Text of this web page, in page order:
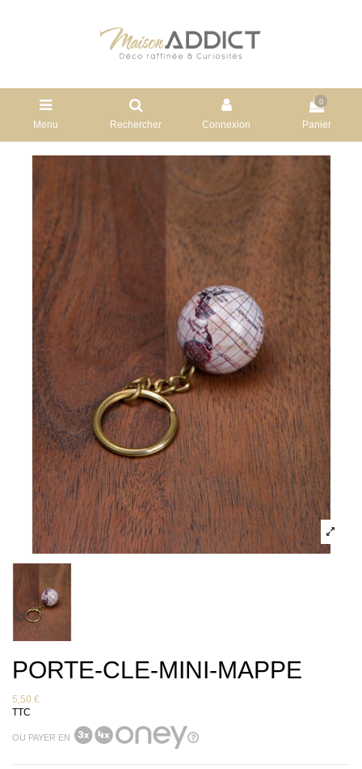
Menu Rechercher Connexion
0
Panier
PORTE-CLE-MINI-MAPPE
5,50 €
TTC
OU PAYER EN